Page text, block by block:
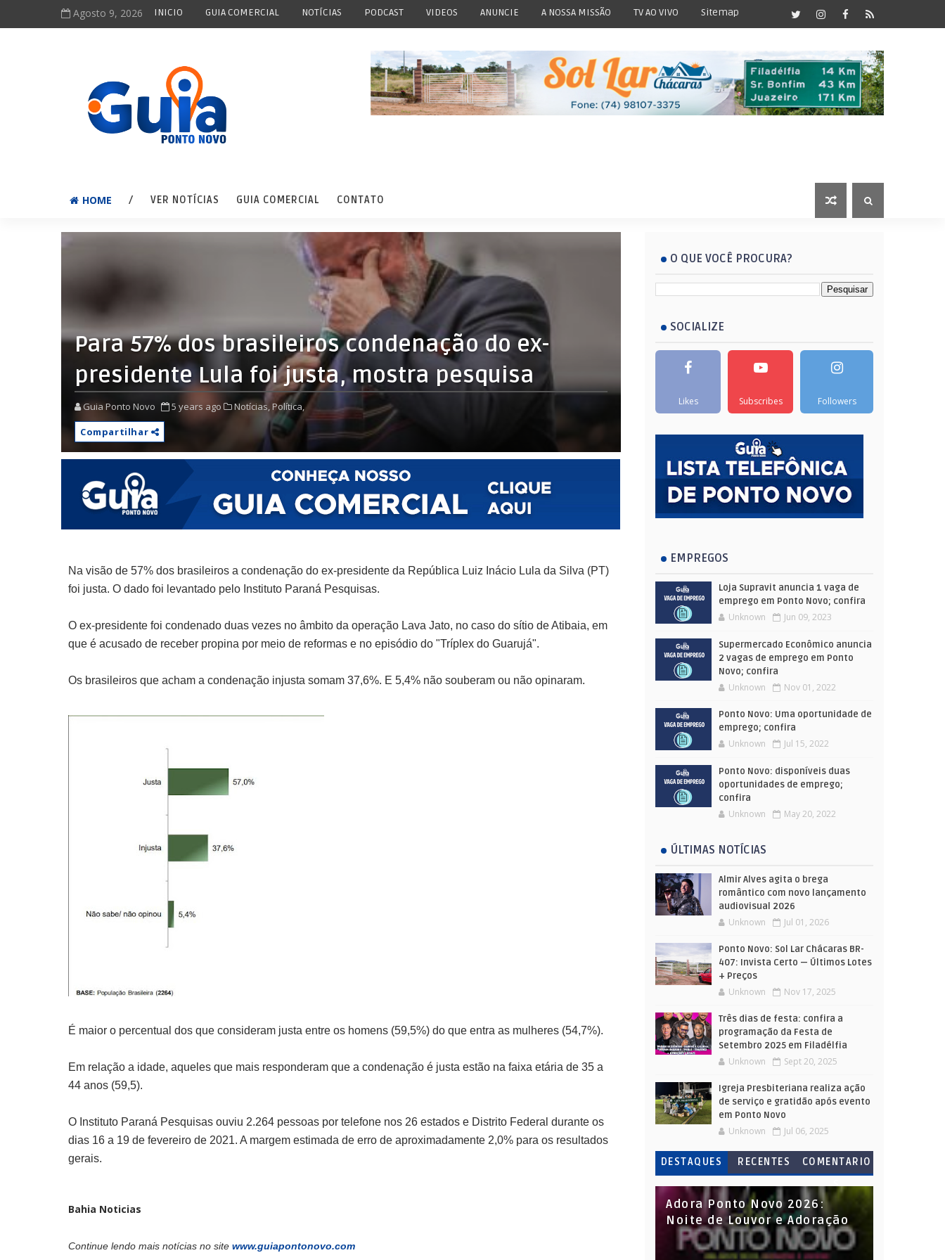
Agosto 9, 2026 INICIO GUIA COMERCIAL NOTÍCIAS PODCAST VIDEOS ANUNCIE A NOSSA MISSÃO TV AO VIVO Sitemap
HOME / VER NOTÍCIAS GUIA COMERCIAL CONTATO
Para 57% dos brasileiros condenação do ex-
presidente Lula foi justa, mostra pesquisa
Guia Ponto Novo 5 years ago Notícias,Política,
Compartilhar
Na visão de 57% dos brasileiros a condenação do ex-presidente da República Luiz Inácio Lula da Silva (PT)
foi justa. O dado foi levantado pelo Instituto Paraná Pesquisas.
O ex-presidente foi condenado duas vezes no âmbito da operação Lava Jato, no caso do sítio de Atibaia, em
que é acusado de receber propina por meio de reformas e no episódio do "Tríplex do Guarujá".
Os brasileiros que acham a condenação injusta somam 37,6%. E 5,4% não souberam ou não opinaram.
É maior o percentual dos que consideram justa entre os homens (59,5%) do que entra as mulheres (54,7%).
Em relação a idade, aqueles que mais responderam que a condenação é justa estão na faixa etária de 35 a
44 anos (59,5).
O Instituto Paraná Pesquisas ouviu 2.264 pessoas por telefone nos 26 estados e Distrito Federal durante os
dias 16 a 19 de fevereiro de 2021. A margem estimada de erro de aproximadamente 2,0% para os resultados
gerais.
Bahia Noticias
Continue lendo mais notícias no site www.guiapontonovo.com
O QUE VOCÊ PROCURA?
SOCIALIZE
Likes Subscribes Followers
EMPREGOS
Loja Supravit anuncia 1 vaga de
emprego em Ponto Novo; confira
Unknown Jun 09, 2023
Supermercado Econômico anuncia
2 vagas de emprego em Ponto
Novo; confira
Unknown Nov 01, 2022
Ponto Novo: Uma oportunidade de
emprego; confira
Unknown Jul 15, 2022
Ponto Novo: disponíveis duas
oportunidades de emprego;
confira
Unknown May 20, 2022
ÚLTIMAS NOTÍCIAS
Almir Alves agita o brega
romântico com novo lançamento
audiovisual 2026
Unknown Jul 01, 2026
Ponto Novo: Sol Lar Chácaras BR-
407: Invista Certo — Últimos Lotes
+ Preços
Unknown Nov 17, 2025
Três dias de festa: confira a
programação da Festa de
Setembro 2025 em Filadélfia
Unknown Sept 20, 2025
Igreja Presbiteriana realiza ação
de serviço e gratidão após evento
em Ponto Novo
Unknown Jul 06, 2025
DESTAQUES RECENTES
COMENTARIO
S
Adora Ponto Novo 2026:
Noite de Louvor e Adoração